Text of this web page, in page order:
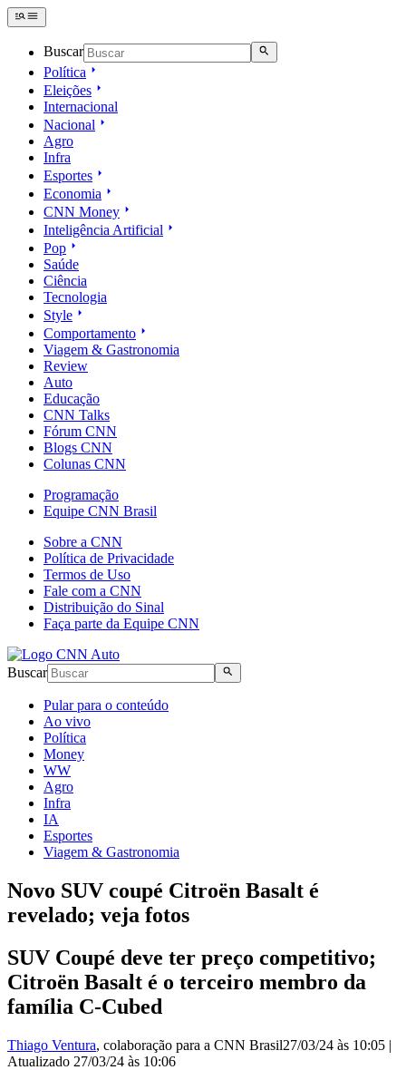
Buscar
Política
Eleições
Internacional
Nacional
Agro
Infra
Esportes
Economia
CNN Money
Inteligência Artificial
Pop
Saúde
Ciência
Tecnologia
Style
Comportamento
Viagem & Gastronomia
Review
Auto
Educação
CNN Talks
Fórum CNN
Blogs CNN
Colunas CNN
Programação
Equipe CNN Brasil
Sobre a CNN
Política de Privacidade
Termos de Uso
Fale com a CNN
Distribuição do Sinal
Faça parte da Equipe CNN
Buscar
Pular para o conteúdo
Ao vivo
Política
Money
WW
Agro
Infra
IA
Esportes
Viagem & Gastronomia
Novo SUV coupé Citroën Basalt é
revelado; veja fotos
SUV Coupé deve ter preço competitivo;
Citroën Basalt é o terceiro membro da
família C-Cubed
Thiago Ventura, colaboração para a CNN Brasil27/03/24 às 10:05 |
Atualizado 27/03/24 às 10:06